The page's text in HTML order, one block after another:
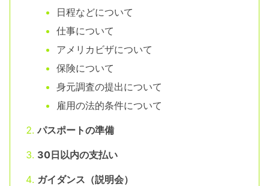
日程などについて
仕事について
アメリカビザについて
保険について
身元調査の提出について
雇用の法的条件について
パスポートの準備
30日以内の支払い
ガイダンス（説明会）